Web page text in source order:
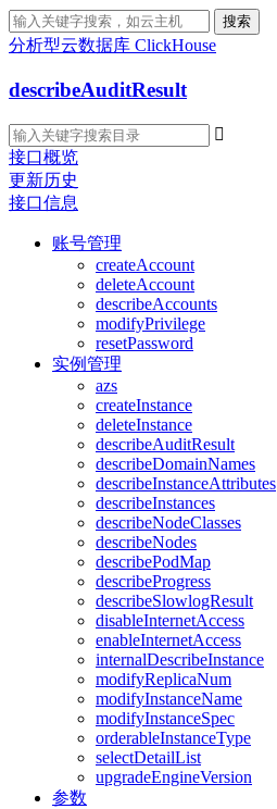
搜索
分析型云数据库 ClickHouse
describeAuditResult

接口概览
更新历史
接口信息
账号管理
createAccount
deleteAccount
describeAccounts
modifyPrivilege
resetPassword
实例管理
azs
createInstance
deleteInstance
describeAuditResult
describeDomainNames
describeInstanceAttributes
describeInstances
describeNodeClasses
describeNodes
describePodMap
describeProgress
describeSlowlogResult
disableInternetAccess
enableInternetAccess
internalDescribeInstance
modifyReplicaNum
modifyInstanceName
modifyInstanceSpec
orderableInstanceType
selectDetailList
upgradeEngineVersion
参数